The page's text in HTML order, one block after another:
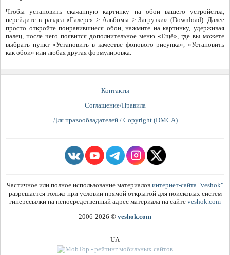
Чтобы установить скачанную картинку на обои вашего устройства,
перейдите в раздел «Галерея > Альбомы > Загрузки» (Download). Далее
просто откройте понравившиеся обои, нажмите на картинку, удерживая
палец, после чего появится дополнительное меню «Ещё», где вы можете
выбрать пункт «Установить в качестве фонового рисунка», «Установить
как обои» или любая другая формулировка.
Контакты
Соглашение/Правила
Для правообладателей / Copyright (DMCA)
Частичное или полное использование материалов интернет-сайта "veshok"
разрешается только при условии прямой открытой для поисковых систем
гиперссылки на непосредственный адрес материала на сайте veshok.com
2006-2026 © veshok.com
UA